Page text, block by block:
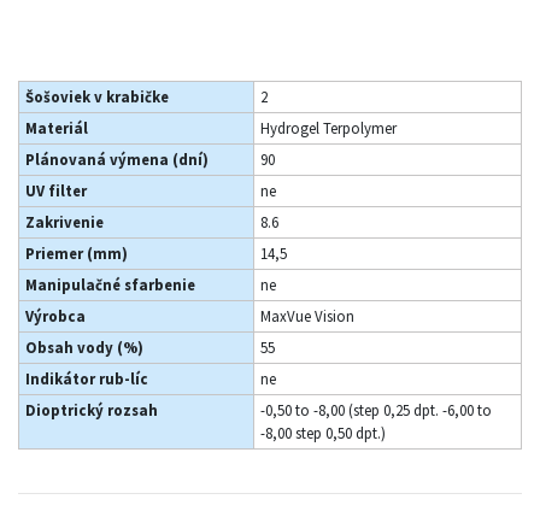
Šošoviek v krabičke
2
Materiál
Hydrogel Terpolymer
Plánovaná výmena (dní)
90
UV filter
ne
Zakrivenie
8.6
Priemer (mm)
14,5
Manipulačné sfarbenie
ne
Výrobca
MaxVue Vision
Obsah vody (%)
55
Indikátor rub-líc
ne
Dioptrický rozsah
-0,50 to -8,00 (step 0,25 dpt. -6,00 to
-8,00 step 0,50 dpt.)